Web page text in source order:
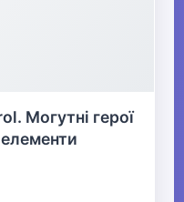
Могутні герої